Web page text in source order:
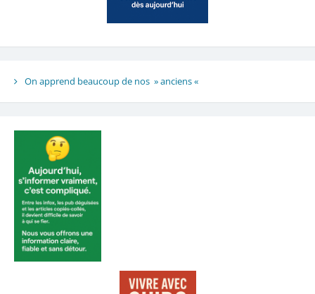
On apprend beaucoup de nos » anciens «